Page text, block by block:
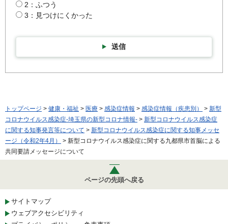
2：ふつう
3：見つけにくかった
送信
トップページ > 健康・福祉 > 医療 > 感染症情報 > 感染症情報（疾患別） > 新型
コロナウイルス感染症-埼玉県の新型コロナ情報- > 新型コロナウイルス感染症
に関する知事発言等について > 新型コロナウイルス感染症に関する知事メッセ
ージ（令和2年4月）
> 新型コロナウイルス感染症に関する九都県市首脳による
共同要請メッセージについて
ページの先頭へ戻る
サイトマップ
ウェブアクセシビリティ